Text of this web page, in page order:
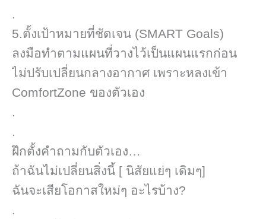
.
5.ตั้งเป้าหมายที่ชัดเจน (SMART Goals)
ลงมือทำตามแผนที่วางไว้เป็นแผนแรกก่อน
ไม่ปรับเปลี่ยนกลางอากาศ​ เพราะหลงเข้า
ComfortZone​ ของตัวเอง
.
.
ฝึกตั้งคำถามกับตัวเอง…
ถ้าฉันไม่เปลี่ยนสิ่งนี้ [ นิสัยแย่ๆ เดิมๆ]​
ฉันจะเสียโอกาสใหม่ๆ อะไรบ้าง?
.